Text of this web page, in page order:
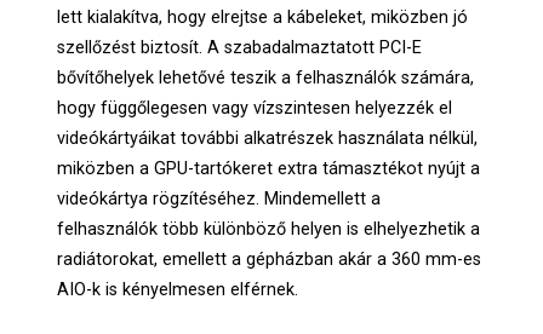
lett kialakítva, hogy elrejtse a kábeleket, miközben jó
szellőzést biztosít. A szabadalmaztatott PCI-E
bővítőhelyek lehetővé teszik a felhasználók számára,
hogy függőlegesen vagy vízszintesen helyezzék el
videókártyáikat további alkatrészek használata nélkül,
miközben a GPU-tartókeret extra támasztékot nyújt a
videókártya rögzítéséhez. Mindemellett a
felhasználók több különböző helyen is elhelyezhetik a
radiátorokat, emellett a gépházban akár a 360 mm-es
AIO-k is kényelmesen elférnek.